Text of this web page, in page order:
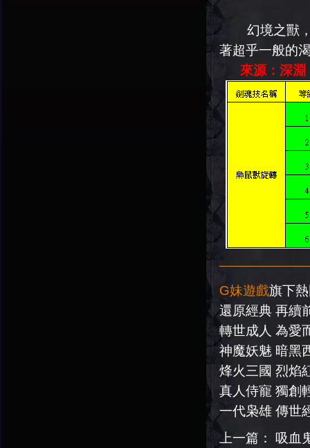
幻境之獸，
著超乎一般的
來源：深淵
G妹遊戲旗下
還原經典 再續
轉世成人 為愛
神魔妖魅 暗黑
烽火三國 烈焰
真人侍寵 獨創
一代枭雄 傳世
上一篇： 吸血